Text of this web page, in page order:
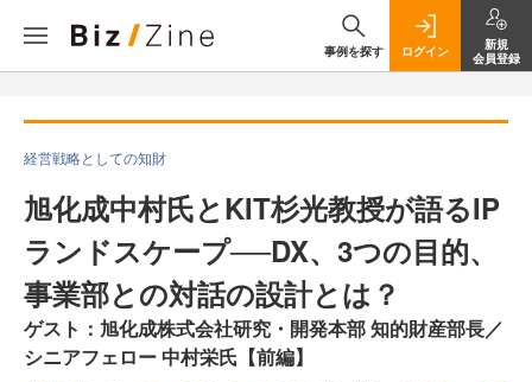
事例を探す ログイン
新規
会員登録
経営戦略としての知財
旭化成中村氏とKIT杉光教授が語るIP
ランドスケープ──DX、3つの目的、
事業部との対話の設計とは？
ゲスト：旭化成株式会社研究・開発本部 知的財産部長／
シニアフェロー 中村栄氏【前編】